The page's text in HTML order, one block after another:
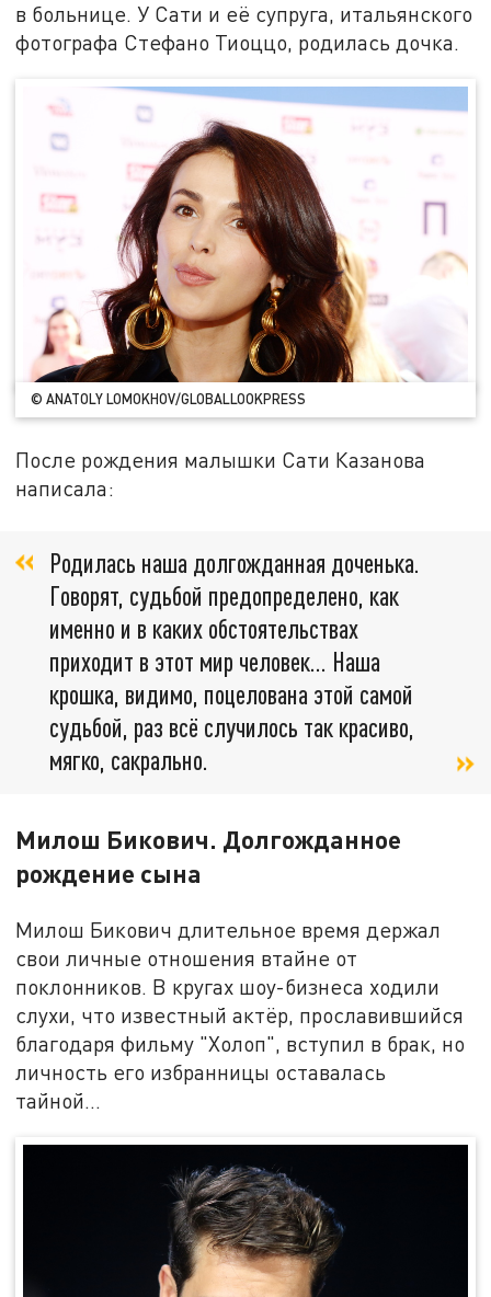
в больнице. У Сати и её супруга, итальянского
фотографа Стефано Тиоццо, родилась дочка.
© ANATOLY LOMOKHOV/GLOBALLOOKPRESS
После рождения малышки Сати Казанова
написала:
Родилась наша долгожданная доченька.
Говорят, судьбой предопределено, как
именно и в каких обстоятельствах
приходит в этот мир человек… Наша
крошка, видимо, поцелована этой самой
судьбой, раз всё случилось так красиво,
мягко, сакрально.
Милош Бикович. Долгожданное
рождение сына
Милош Бикович длительное время держал
свои личные отношения втайне от
поклонников. В кругах шоу-бизнеса ходили
слухи, что известный актёр, прославившийся
благодаря фильму "Холоп", вступил в брак, но
личность его избранницы оставалась
тайной...